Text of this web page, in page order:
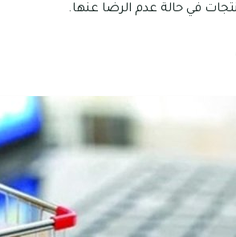
في حالة عدم الرضا عنها.